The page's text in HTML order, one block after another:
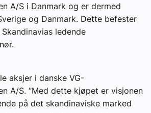
Byggfakta Nyheter
A/S i Danmark og er dermed
og Danmark. Dette befester
ledende
aksjer i danske VG-
A/S. ”Med dette kjøpet er visjonen
på det skandinaviske marked